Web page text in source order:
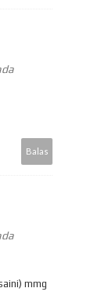
Balas
mmg